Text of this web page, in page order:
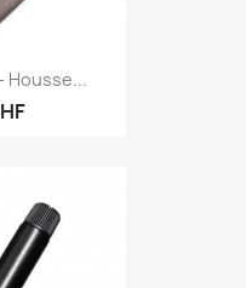
Housse...